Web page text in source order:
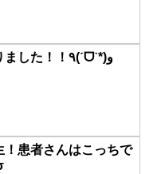
[MoE] やりました！！٩(ˊᗜˋ*)و
！患者さんはこっちで